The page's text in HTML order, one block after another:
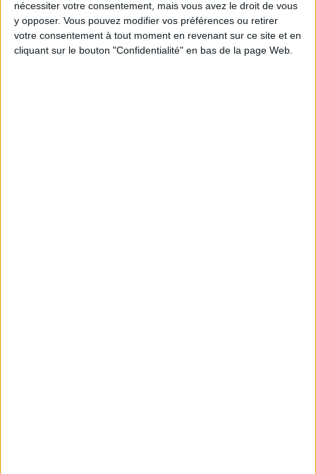
nécessiter votre consentement, mais vous avez le droit de vous
y opposer. Vous pouvez modifier vos préférences ou retirer
votre consentement à tout moment en revenant sur ce site et en
cliquant sur le bouton "Confidentialité" en bas de la page Web.